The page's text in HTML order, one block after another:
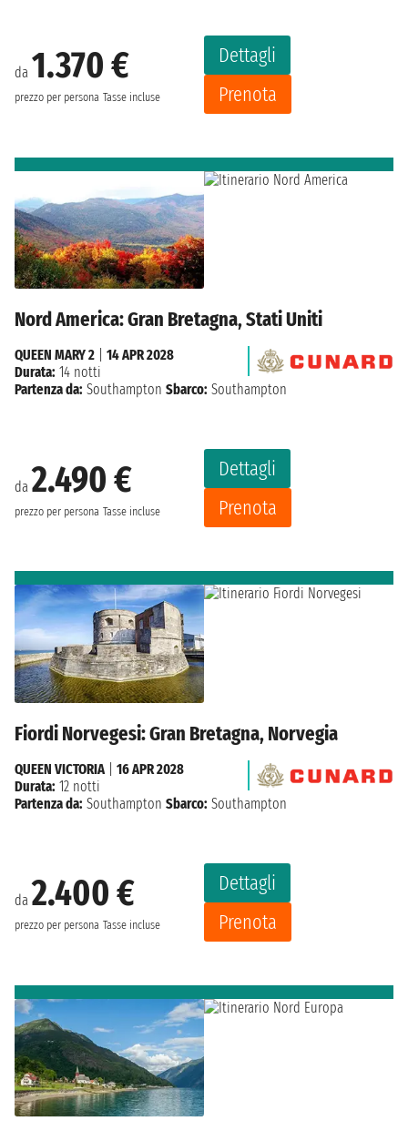
da 1.370 €
prezzo per persona Tasse incluse
Dettagli
Prenota
Nord America: Gran Bretagna, Stati Uniti
da 2.490 €
prezzo per persona Tasse incluse
Dettagli
Prenota
QUEEN MARY 2
14 APR 2028
Durata: 14 notti
Partenza da: Southampton Sbarco: Southampton
Fiordi Norvegesi: Gran Bretagna, Norvegia
da 2.400 €
prezzo per persona Tasse incluse
Dettagli
Prenota
QUEEN VICTORIA| 16 APR 2028
Durata: 12 notti
Partenza da: Southampton Sbarco: Southampton